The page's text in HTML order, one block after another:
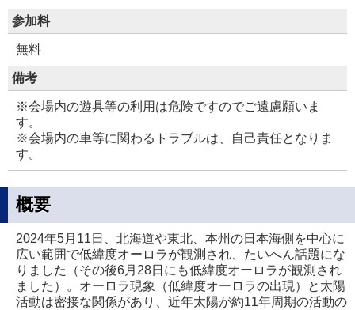
参加料
無料
備考
※会場内の遊具等の利用は危険ですのでご遠慮願いま
す。
※会場内の車等に関わるトラブルは、自己責任となりま
す。
概要
2024年5月11日、北海道や東北、本州の日本海側を中心に
広い範囲で低緯度オーロラが観測され、たいへん話題にな
りました（その後6月28日にも低緯度オーロラが観測され
ました）。オーロラ現象（低緯度オーロラの出現）と太陽
活動は密接な関係があり、近年太陽が約11年周期の活動の